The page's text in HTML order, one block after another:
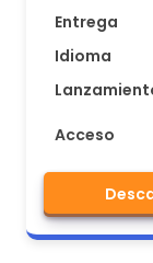
Entrega
Idioma
Acceso